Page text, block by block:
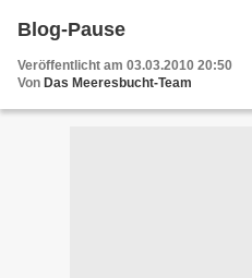
Blog-Pause
Veröffentlicht am 03.03.2010 20:50
Von Das Meeresbucht-Team